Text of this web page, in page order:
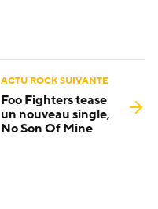
ACTU ROCK SUIVANTE
Foo Fighters tease
un nouveau single,
No Son Of Mine